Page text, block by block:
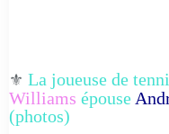
⚜️ La joueuse de
Williams épouse
(photos)